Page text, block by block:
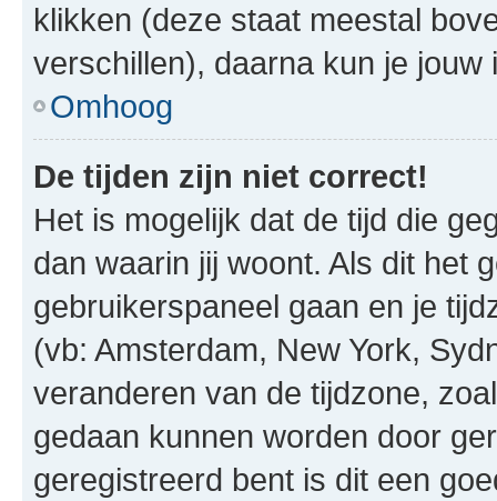
klikken (deze staat meestal
verschillen), daarna kun je jouw
Omhoog
De tijden zijn niet correct!
Het is mogelijk dat de tijd die
dan waarin jij woont. Als dit het
gebruikerspaneel gaan en je
(vb: Amsterdam, New York,
veranderen van de tijdzone,
gedaan kunnen worden door
geregistreerd bent is dit een